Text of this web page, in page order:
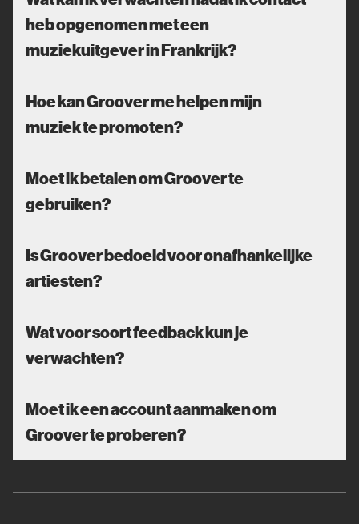
heb opgenomen met een
muziekuitgever in Frankrijk?
Hoe kan Groover me helpen mijn
muziek te promoten?
Moet ik betalen om Groover te
gebruiken?
Is Groover bedoeld voor onafhankelijke
artiesten?
Wat voor soort feedback kun je
verwachten?
Moet ik een account aanmaken om
Groover te proberen?